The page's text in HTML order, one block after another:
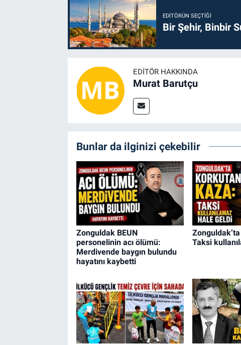
EDITÖRÜN SEÇTIĞI
Bir Şehir, Binbir
EDITÖR HAKKINDA
Murat Barutçu
Bunlar da ilginizi çekebilir
Zonguldak BEUN
personelinin acı ölümü:
Merdivende baygın bulundu
hayatını kaybetti
Taksi